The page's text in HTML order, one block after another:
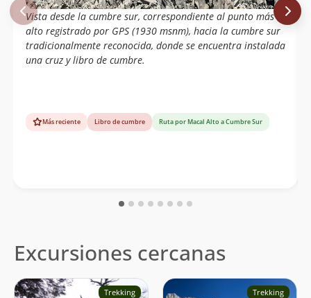
Vista desde la cumbre sur, correspondiente al punto más
alto registrado por GPS (1930 msnm), hacia la cumbre sur
tradicionalmente reconocida, donde se encuentra instalada
una cruz y libro de cumbre.
Más reciente Libro de cumbre Ruta por Macal Alto a Cumbre Sur
Excursiones cercanas
Trekking Trekking